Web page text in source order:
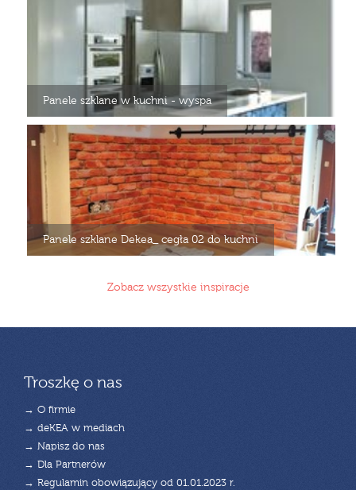
Panele szklane w kuchni - wyspa
Panele szklane Dekea_ cegła 02 do kuchni
Zobacz wszystkie inspiracje
Troszkę o nas
→ O firmie
→ deKEA w mediach
→ Napisz do nas
→ Dla Partnerów
→ Regulamin obowiązujący od 01.01.2023 r.